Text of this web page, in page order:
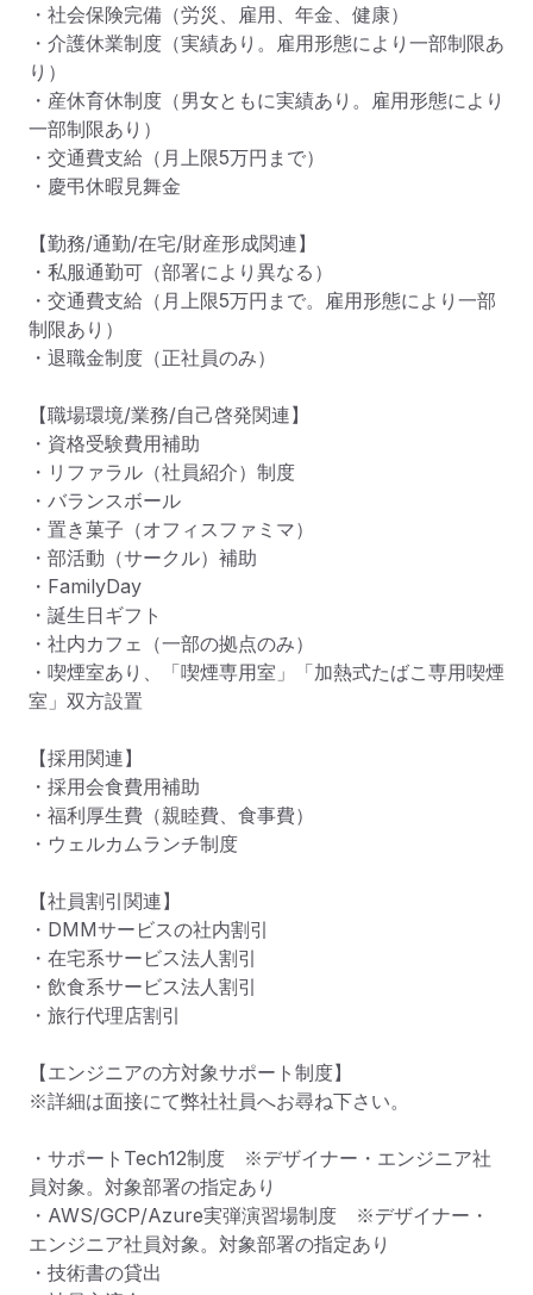
・社会保険完備（労災、雇用、年金、健康）
・介護休業制度（実績あり。雇用形態により一部制限あ
り）
・産休育休制度（男女ともに実績あり。雇用形態により
一部制限あり）
・交通費支給（月上限5万円まで）
・慶弔休暇見舞金
【勤務/通勤/在宅/財産形成関連】
・私服通勤可（部署により異なる）
・交通費支給（月上限5万円まで。雇用形態により一部
制限あり）
・退職金制度（正社員のみ）
【職場環境/業務/自己啓発関連】
・資格受験費用補助
・リファラル（社員紹介）制度
・バランスボール
・置き菓子（オフィスファミマ）
・部活動（サークル）補助
・FamilyDay
・誕生日ギフト
・社内カフェ（一部の拠点のみ）
・喫煙室あり、「喫煙専用室」「加熱式たばこ専用喫煙
室」双方設置
【採用関連】
・採用会食費用補助
・福利厚生費（親睦費、食事費）
・ウェルカムランチ制度
【社員割引関連】
・DMMサービスの社内割引
・在宅系サービス法人割引
・飲食系サービス法人割引
・旅行代理店割引
【エンジニアの方対象サポート制度】
※詳細は面接にて弊社社員へお尋ね下さい。
・サポートTech12制度　※デザイナー・エンジニア社
員対象。対象部署の指定あり
・AWS/GCP/Azure実弾演習場制度　※デザイナー・
エンジニア社員対象。対象部署の指定あり
・技術書の貸出